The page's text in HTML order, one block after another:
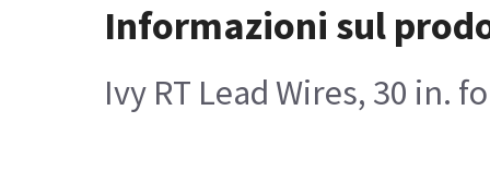
Informazioni sul
Ivy RT Lead Wires, 30 in.